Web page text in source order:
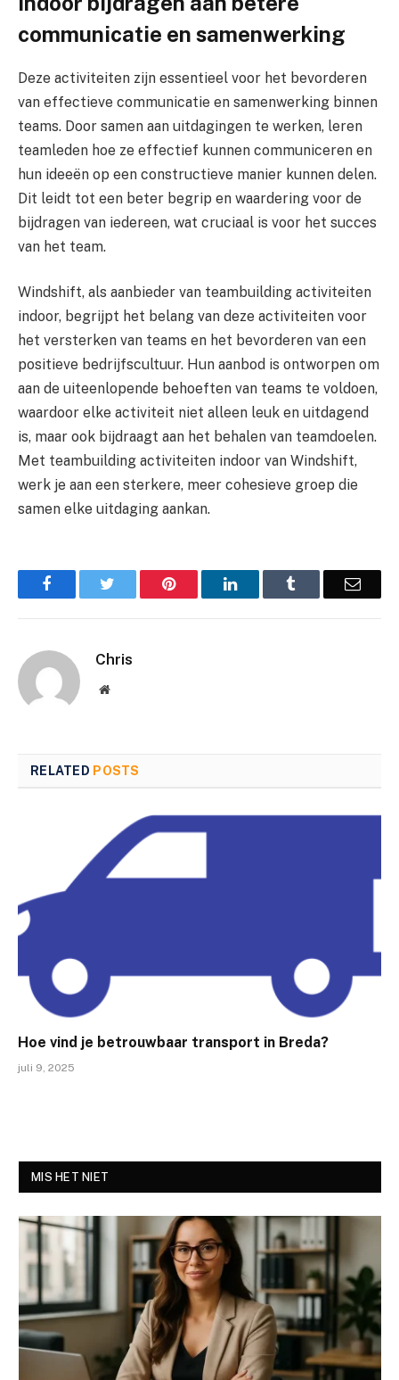
communicatie en samenwerking
Deze activiteiten zijn essentieel voor het bevorderen
van effectieve communicatie en samenwerking binnen
teams. Door samen aan uitdagingen te werken, leren
teamleden hoe ze effectief kunnen communiceren en
hun ideeën op een constructieve manier kunnen delen.
Dit leidt tot een beter begrip en waardering voor de
bijdragen van iedereen, wat cruciaal is voor het succes
van het team.
Windshift, als aanbieder van teambuilding activiteiten
indoor, begrijpt het belang van deze activiteiten voor
het versterken van teams en het bevorderen van een
positieve bedrijfscultuur. Hun aanbod is ontworpen om
aan de uiteenlopende behoeften van teams te voldoen,
waardoor elke activiteit niet alleen leuk en uitdagend
is, maar ook bijdraagt aan het behalen van teamdoelen.
Met teambuilding activiteiten indoor van Windshift,
werk je aan een sterkere, meer cohesieve groep die
samen elke uitdaging aankan.
Facebook Pinterest LinkedIn Email
Chris
Website
RELATED POSTS
Hoe vind je betrouwbaar transport in Breda?
juli 9, 2025
MIS HET NIET